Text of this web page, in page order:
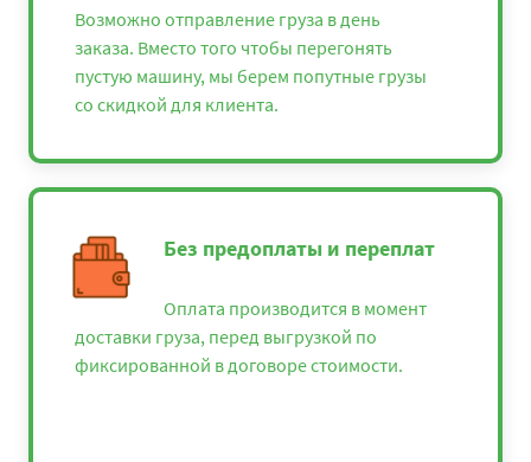
Возможно отправление груза в день
заказа. Вместо того чтобы перегонять
пустую машину, мы берем попутные грузы
со скидкой для клиента.
Без предоплаты и переплат
Оплата производится в момент
доставки груза, перед выгрузкой по
фиксированной в договоре стоимости.